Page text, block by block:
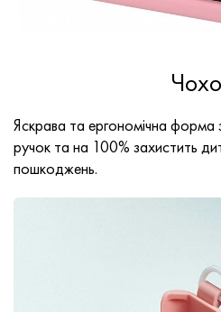
Яскрава та ергономічна форма
ручок та на 100% захистить
пошкоджень.